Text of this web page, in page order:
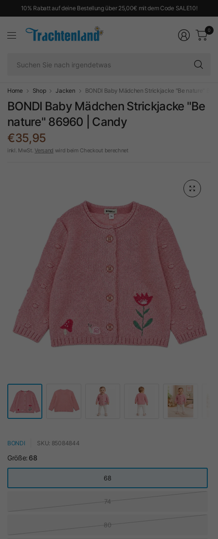
10% Rabatt auf deine Bestellung über 25,00€ mit dem Code SALE10!
0
Home Shop Jacken BONDI Baby Mädchen Strickjacke "Be nature"
BONDI Baby Mädchen Strickjacke "Be
nature" 86960 | Candy
€35,95
inkl. MwSt.Versand wird beim Checkout berechnet
BONDI SKU: 85084844
Größe: 68
68
74
80